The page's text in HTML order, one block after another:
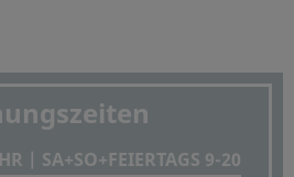
| SA+SO+FEIERTAGS 9-20